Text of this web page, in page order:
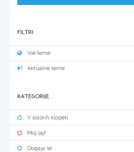
FILTRI
Vse teme
Aktualne teme
KATEGORIJE
V šolskih klopeh
Moj lajf
Dogaja se